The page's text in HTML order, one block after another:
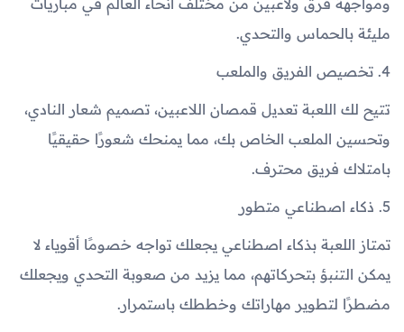
ومواجهة فرق ولاعبين من مختلف أنحاء العالم في مباريات
مليئة بالحماس والتحدي.
4. تخصيص الفريق والملعب
تتيح لك اللعبة تعديل قمصان اللاعبين، تصميم شعار النادي،
وتحسين الملعب الخاص بك، مما يمنحك شعورًا حقيقيًا
بامتلاك فريق محترف.
5. ذكاء اصطناعي متطور
تمتاز اللعبة بذكاء اصطناعي يجعلك تواجه خصومًا أقوياء لا
يمكن التنبؤ بتحركاتهم، مما يزيد من صعوبة التحدي ويجعلك
مضطرًا لتطوير مهاراتك وخططك باستمرار.